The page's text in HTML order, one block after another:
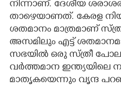
നിന്നാണ്. ദേശീയ
താഴെയാണത്. കേരള
ശതമാനം മാത്രമാണ്
അസമിലും എട്ട്
സഭയിൽ ഒരു സ്ത്രീ
വർത്തമാന ഇന്ത്യയിലെ
മാതൃകയെന്നും വൃന്ദ